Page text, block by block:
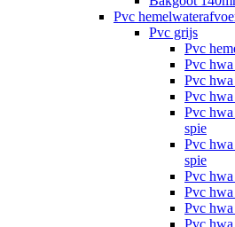
Pvc
Pvc grijs
Pvc
Pvc
Pvc
Pvc
Pvc
spie
Pvc
spie
Pvc
Pvc
Pvc
Pvc